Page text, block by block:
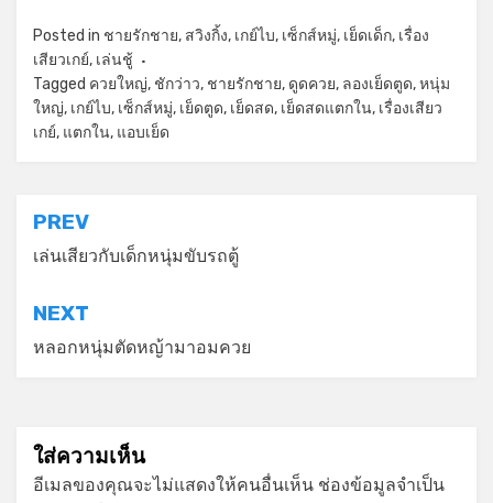
Posted in ชายรักชาย, สวิงกิ้ง, เกย์ไบ, เซ็กส์หมู่, เย็ดเด็ก, เรื่อง
เสียวเกย์, เล่นชู้
Tagged ควยใหญ่, ชักว่าว, ชายรักชาย, ดูดควย, ลองเย็ดตูด,หนุ่ม
ใหญ่, เกย์ไบ, เซ็กส์หมู่, เย็ดตูด, เย็ดสด, เย็ดสดแตกใน, เรื่องเสียว
เกย์, แตกใน, แอบเย็ด
แนะแนว
เรื่อง
PREV
เล่นเสียวกับเด็กหนุ่มขับรถตู้
NEXT
หลอกหนุ่มตัดหญ้ามาอมควย
ใส่ความเห็น
อีเมลของคุณจะไม่แสดงให้คนอื่นเห็น ช่องข้อมูลจำเป็น